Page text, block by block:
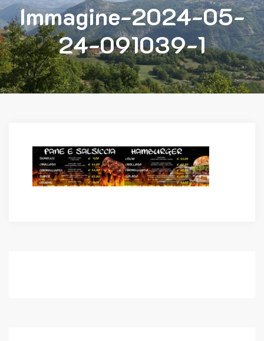
Immagine-2024-05-
24-091039-1